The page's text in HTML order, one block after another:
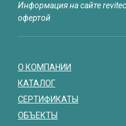
Информация на сайте
офертой
О КОМПАНИИ
КАТАЛОГ
СЕРТИФИКАТЫ
ОБЪЕКТЫ